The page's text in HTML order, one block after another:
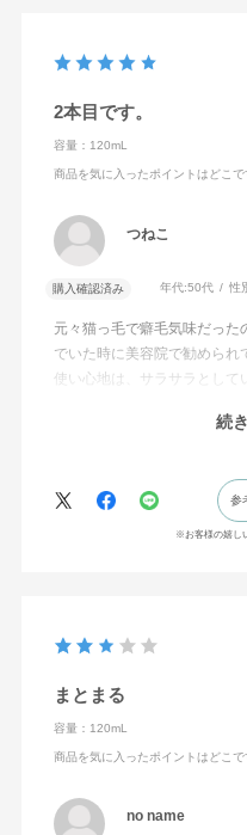
2本目です。
容量：120mL
商品を気に入ったポイントはどこで
つねこ
購入確認済み 年代:50代 性
元々猫っ毛で癖毛気味だった
でいた時に美容院で勧められ
使い心地は、サラサラとして
髪にハリが出て猫っ毛がかな
めですが、そんなにたっぷ
意外と長く使用出来ます。匂
品なところもとても気に入っ
続
参
※お客様の嬉し
まとまる
容量：120mL
商品を気に入ったポイントはどこで
no name